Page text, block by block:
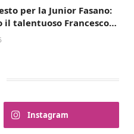
per la Junior Fasano:
il talentuoso Francesco
Instagram